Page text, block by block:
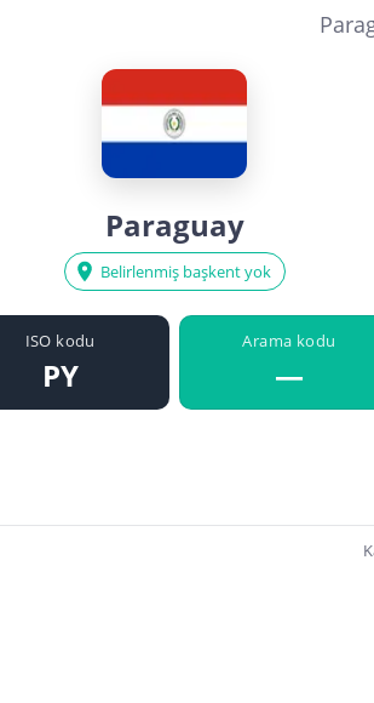
Paraguay
Belirlenmiş başkent yok
ISO kodu
PY
Arama kodu
—